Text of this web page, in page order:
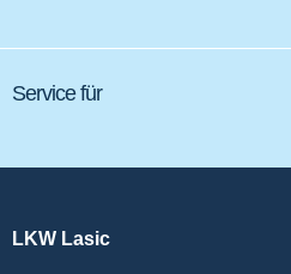
Service für
LKW Lasic